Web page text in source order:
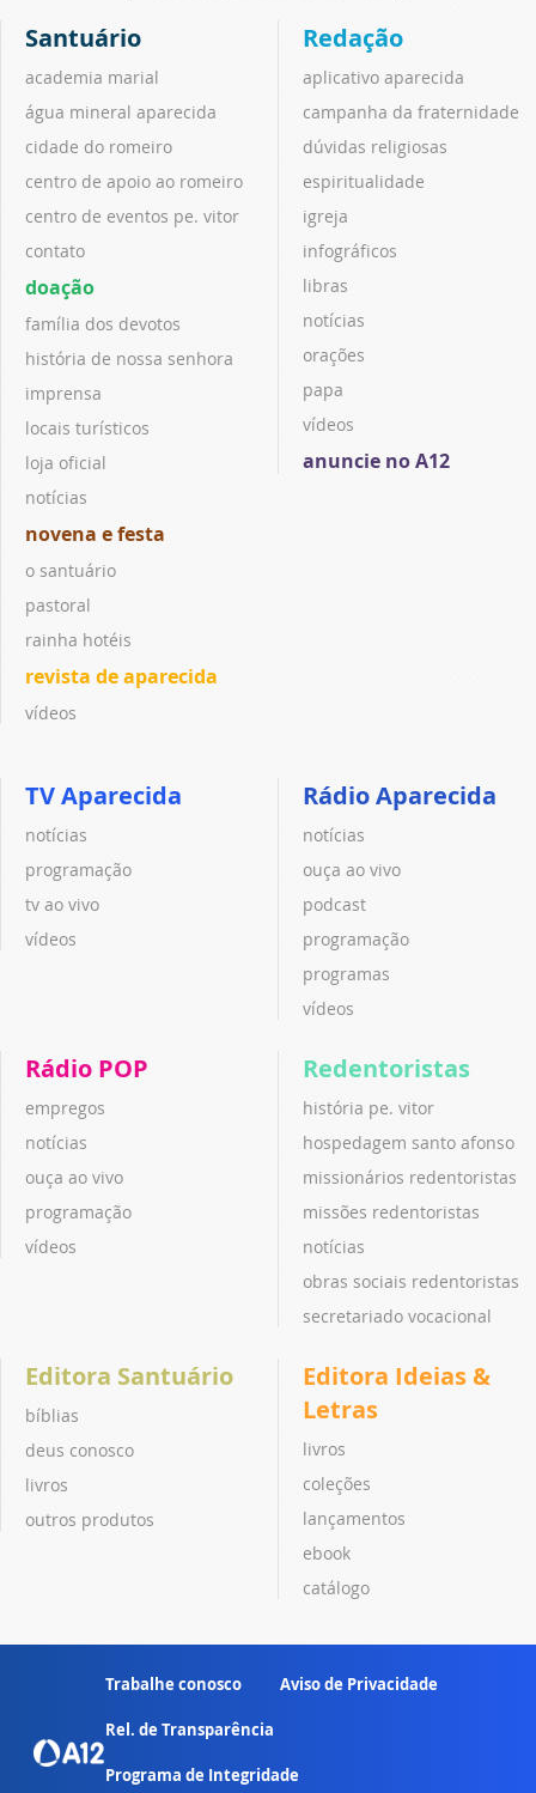
Santuário
academia marial
água mineral aparecida
cidade do romeiro
centro de apoio ao romeiro
centro de eventos pe. vitor
contato
doação
família dos devotos
história de nossa senhora
imprensa
locais turísticos
loja oficial
notícias
novena e festa
o santuário
pastoral
rainha hotéis
revista de aparecida
vídeos
Redação
aplicativo aparecida
campanha da fraternidade
dúvidas religiosas
espiritualidade
igreja
infográficos
libras
notícias
orações
papa
vídeos
anuncie no A12
TV Aparecida
notícias
programação
tv ao vivo
vídeos
Rádio Aparecida
notícias
ouça ao vivo
podcast
programação
programas
vídeos
Rádio POP
empregos
notícias
ouça ao vivo
programação
vídeos
Redentoristas
história pe. vitor
hospedagem santo afonso
missionários redentoristas
missões redentoristas
notícias
obras sociais redentoristas
secretariado vocacional
Editora Santuário
bíblias
deus conosco
livros
outros produtos
Editora Ideias &
Letras
livros
coleções
lançamentos
ebook
catálogo
Trabalhe conosco Aviso de Privacidade
Rel. de Transparência
Programa de Integridade